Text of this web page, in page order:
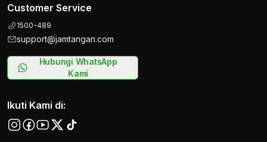
Customer Service
1500-489
support@jamtangan.com
Hubungi WhatsApp
Kami
Ikuti Kami di: